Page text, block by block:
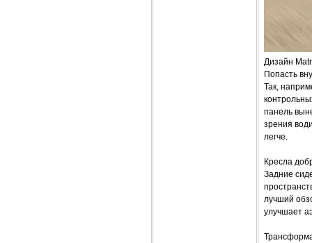
Дизайн
Попасть
Так,
панель
зрения
легче.
Кресла
Задние
лучший
улучшает